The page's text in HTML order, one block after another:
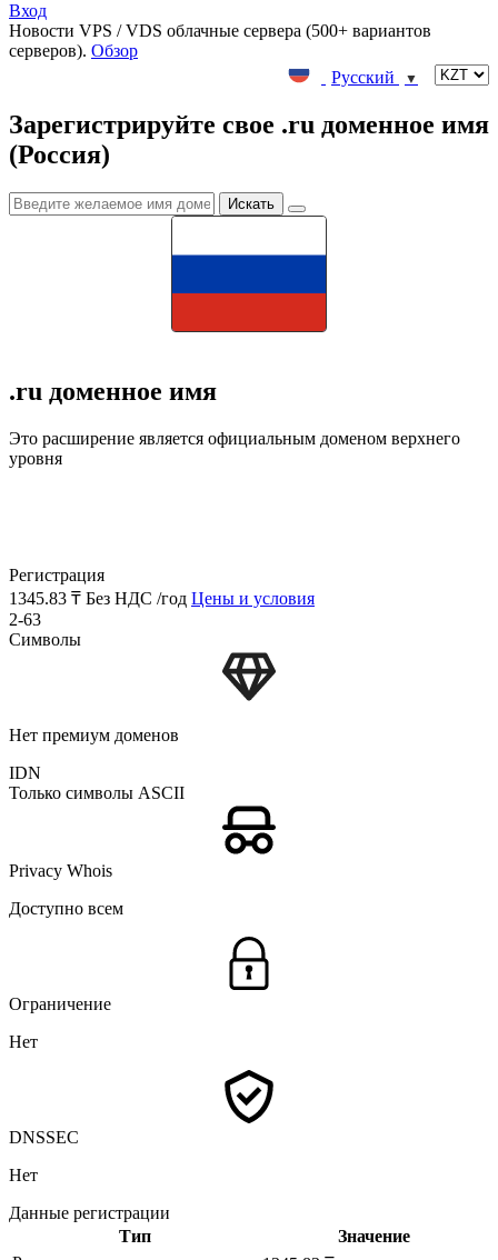
Вход
Новости VPS / VDS облачные сервера (500+ вариантов
серверов). Обзор
Русский
▼
Зарегистрируйте свое .ru доменное имя
(Россия)
.ru доменное имя
Это расширение является официальным доменом верхнего
уровня
Регистрация
1345.83 ₸ Без НДС /год Цены и условия
2-63
Символы
Нет премиум доменов
IDN
Только символы ASCII
Privacy Whois
Доступно всем
Ограничение
Нет
DNSSEC
Нет
Данные регистрации
Тип
Значение